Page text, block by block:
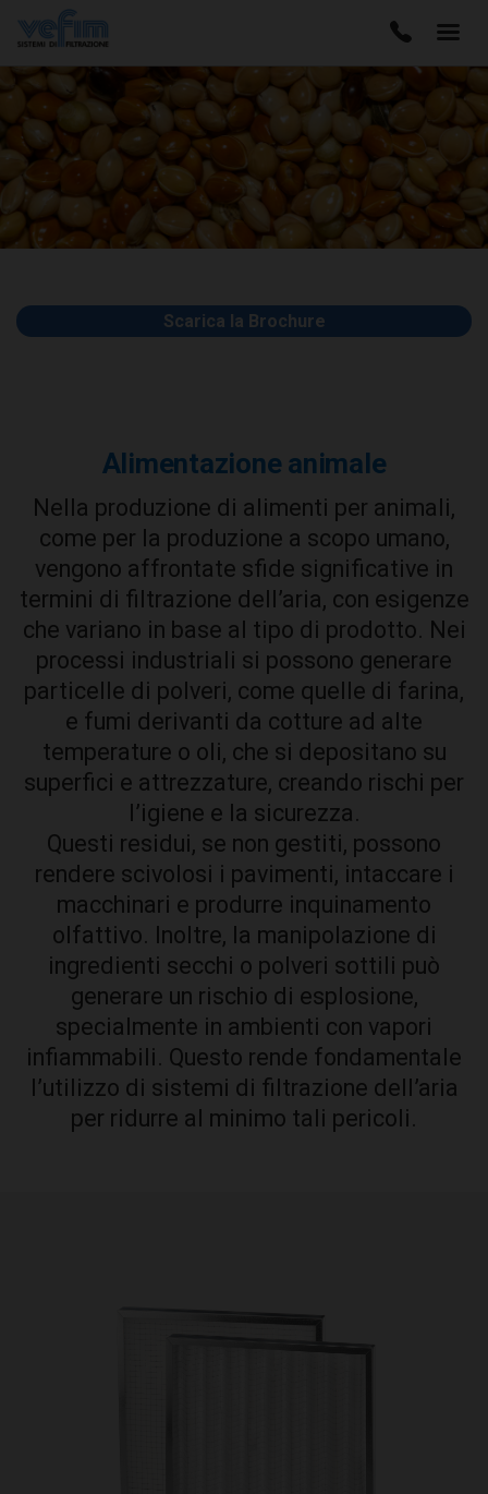
Scarica la Brochure
Alimentazione animale
Nella produzione di alimenti per animali,
come per la produzione a scopo umano,
vengono affrontate sfide significative in
termini di filtrazione dell’aria, con esigenze
che variano in base al tipo di prodotto. Nei
processi industriali si possono generare
particelle di polveri, come quelle di farina,
e fumi derivanti da cotture ad alte
temperature o oli, che si depositano su
superfici e attrezzature, creando rischi per
l’igiene e la sicurezza.
Questi residui, se non gestiti, possono
rendere scivolosi i pavimenti, intaccare i
macchinari e produrre inquinamento
olfattivo. Inoltre, la manipolazione di
ingredienti secchi o polveri sottili può
generare un rischio di esplosione,
specialmente in ambienti con vapori
infiammabili. Questo rende fondamentale
l’utilizzo di sistemi di filtrazione dell’aria
per ridurre al minimo tali pericoli.